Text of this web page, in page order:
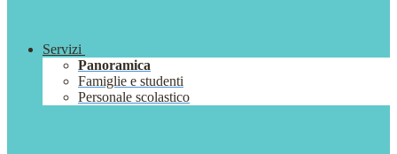
Servizi
Panoramica
Famiglie e studenti
Personale scolastico